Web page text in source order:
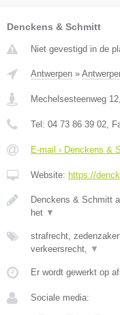
Denckens & Schmitt
Niet gevestigd in de
Antwerpen »
Mechelsesteenweg 12,
Tel: 04 73 86 39 02,
E-mail › Denckens &
Website: https://
Denckens & Schmitt
het ▼
strafrecht,
verkeersrecht, ▼
Er wordt gewerkt op
Sociale media: